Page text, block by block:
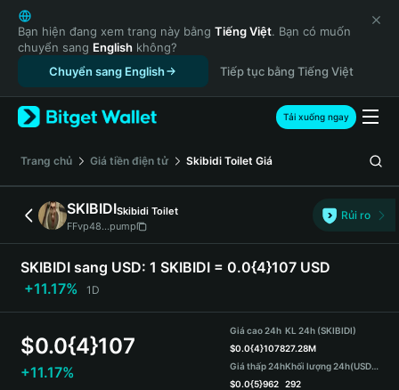
English
日本語
Tiếng Việt
Русский
Español (Latinoamérica)
Türkçe
Français
Deutsch
简体中文
繁體中文
Português (Portugal)
Bahasa Indonesia
ภาษาไทย
हिन्दी
Español
Português (Brasil)
Bạn hiện đang xem trang này bằng Tiếng Việt. Bạn có muốn
chuyển sang English không?
Chuyển sang English
Tiếp tục bằng Tiếng Việt
Tải xuống ngay
‌Trang chủ Giá tiền điện tử Skibidi Toilet Giá
SKIBIDISkibidi Toilet
FFvp48...pump
Rủi ro
SKIBIDI sang USD: 1 SKIBIDI = 0.0{4}107 USD
+11.17%
1D
$0.0{4}107
+11.17%
Giá cao 24h
$0.0{4}1078
Giá thấp 24h
$0.0{5}962
KL 24h (SKIBIDI)
27.28M
Khối lượng 24h(USDT)
292